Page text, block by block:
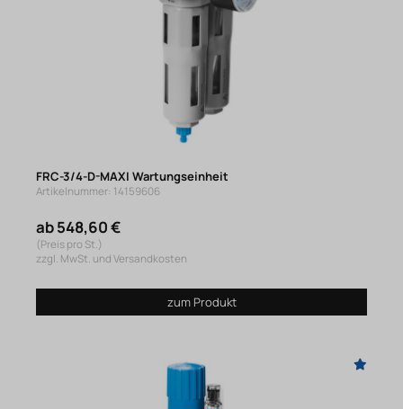
FRC-3/4-D-MAXI Wartungseinheit
Artikelnummer: 14159606
ab 548,60 €
(Preis pro St.)
zzgl. MwSt. und Versandkosten
zum Produkt